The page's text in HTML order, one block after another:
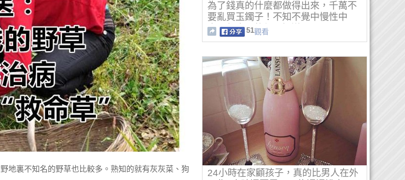
地裏不知名的野草也比較多。熟知的就有灰灰菜、狗
為了錢真的什麼都做得出來，千萬不
要亂買玉鐲子！不知不覺中慢性中
毒，怎麼死的都不知道...
51觀看
24小時在家顧孩子，真的比男人在外